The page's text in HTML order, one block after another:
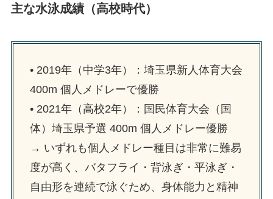
主な水泳成績（高校時代）
• 2019年（中学3年）：埼玉県新人体育大会
400m 個人メドレーで優勝
• 2021年（高校2年）：国民体育大会（国
体）埼玉県予選 400m 個人メドレー優勝
→ いずれも個人メドレー種目は非常に難易
度が高く、バタフライ・背泳ぎ・平泳ぎ・
自由形を連続で泳ぐため、身体能力と精神